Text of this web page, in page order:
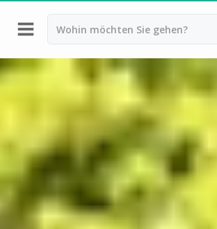
Zurück
Weingüter & Weinprobe Bordeaux
Weingüter & Weinprobe Beaujolais
Weingüter & Weinprobe Burgund
Champagnerhäuser &
Weingüter & Weinprobe Corse
Destillerien & Weinkeller Cognac